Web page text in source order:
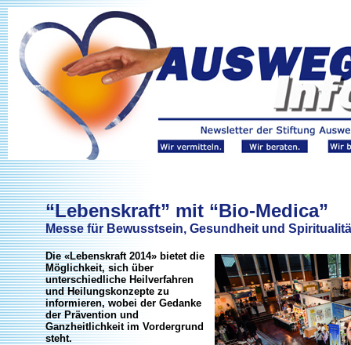
“Lebenskraft” mit “Bio-Medica”
Messe für Bewusstsein, Gesundheit und
Die «Lebenskraft 2014» bietet die
Möglichkeit, sich über
unterschiedliche Heilverfahren
und Heilungskonzepte zu
informieren, wobei der Gedanke
der Prävention und
Ganzheitlichkeit im Vordergrund
steht.